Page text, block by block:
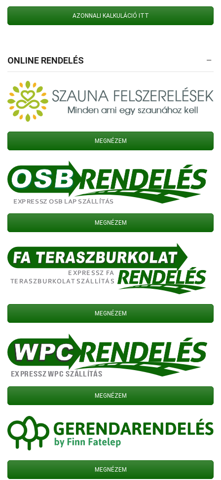
AZONNALI KALKULÁCIÓ ITT
ONLINE RENDELÉS
MEGNÉZEM
MEGNÉZEM
MEGNÉZEM
MEGNÉZEM
MEGNÉZEM